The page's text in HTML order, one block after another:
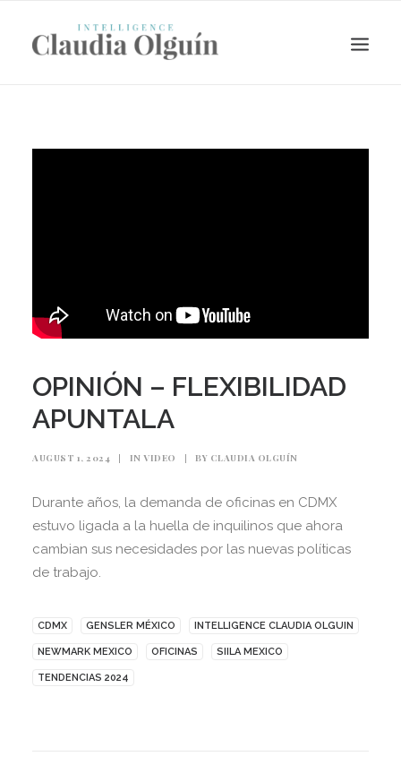
Search
OPINIÓN – FLEXIBILIDAD
APUNTALA
AUGUST 1, 2024 | IN VIDEO | BY CLAUDIA OLGUÍN
Durante años, la demanda de oficinas en CDMX
estuvo ligada a la huella de inquilinos que ahora
cambian sus necesidades por las nuevas políticas
de trabajo.
CDMX GENSLER MÉXICO INTELLIGENCE CLAUDIA OLGUIN
NEWMARK MEXICO OFICINAS SIILA MEXICO
TENDENCIAS 2024